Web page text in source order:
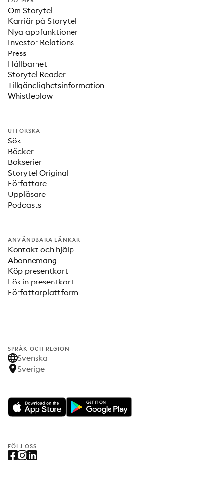
Om Storytel
Karriär på Storytel
Nya appfunktioner
Investor Relations
Press
Hållbarhet
Storytel Reader
Tillgänglighetsinformation
Whistleblow
UTFORSKA
Sök
Böcker
Bokserier
Storytel Original
Författare
Uppläsare
Podcasts
ANVÄNDBARA LÄNKAR
Kontakt och hjälp
Abonnemang
Köp presentkort
Lös in presentkort
Författarplattform
SPRÅK OCH REGION
Svenska
Sverige
FÖLJ OSS